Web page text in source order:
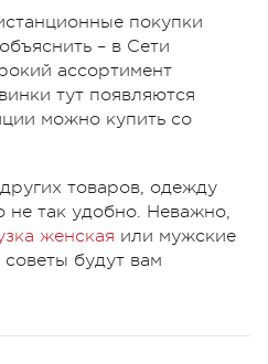
покупки
– в Сети
ассортимент
тут появляются
можно купить со
товаров, одежду
не так удобно. Неважно,
женская или мужские
будут вам